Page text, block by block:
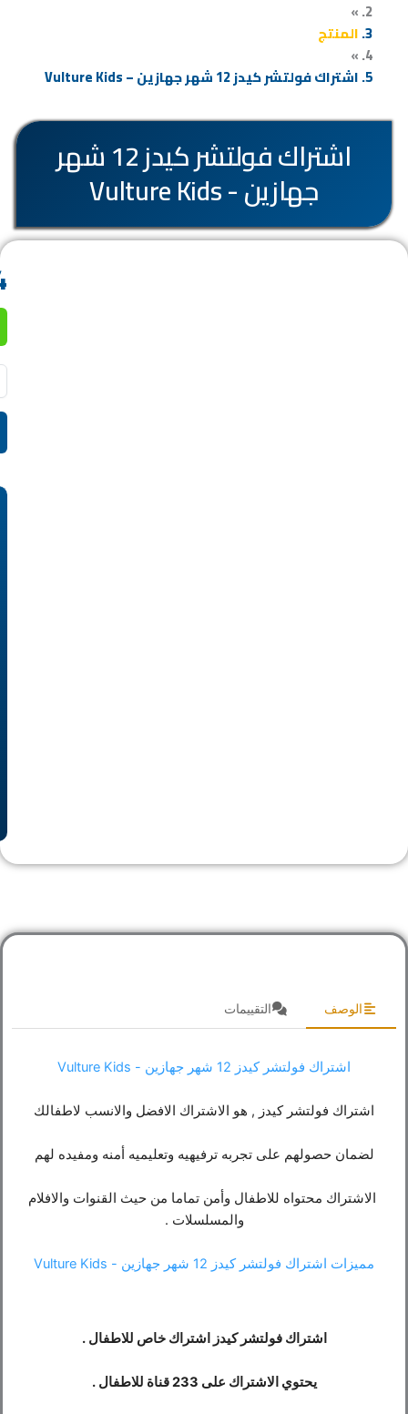
سلة المشتريات
»
المنتج
»
اشتراك فولتشر كيدز 12 شهر جهازين – Vulture Kids
اشتراك فولتشر كيدز 12 شهر
جهازين - Vulture Kids
الوصف التقييمات
اشتراك فولتشر كيدز 12 شهر جهازين - Vulture Kids
اشتراك فولتشر كيدز , هو الاشتراك الافضل والانسب لاطفالك
لضمان حصولهم على تجربه ترفيهيه وتعليميه أمنه ومفيده لهم
الاشتراك محتواه للاطفال وأمن تماما من حيث القنوات والافلام
والمسلسلات .
مميزات اشتراك فولتشر كيدز 12 شهر جهازين - Vulture Kids
اشتراك فولتشر كيدز اشتراك خاص للاطفال .
يحتوي الاشتراك على 233 قناة للاطفال .